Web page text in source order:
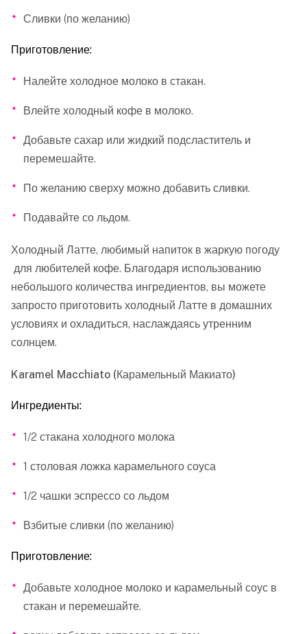
Сливки (по желанию)
Приготовление:
Налейте холодное молоко в стакан.
Влейте холодный кофе в молоко.
Добавьте сахар или жидкий подсластитель и
перемешайте.
По желанию сверху можно добавить сливки.
Подавайте со льдом.
Холодный Латте, любимый напиток в жаркую погоду
для любителей кофе. Благодаря использованию
небольшого количества ингредиентов, вы можете
запросто приготовить холодный Латте в домашних
условиях и охладиться, наслаждаясь утренним
солнцем.
Karamel Macchiato (Карамельный Макиато)
Ингредиенты:
1/2 стакана холодного молока
1 столовая ложка карамельного соуса
1/2 чашки эспрессо со льдом
Взбитые сливки (по желанию)
Приготовление:
Добавьте холодное молоко и карамельный соус в
стакан и перемешайте.